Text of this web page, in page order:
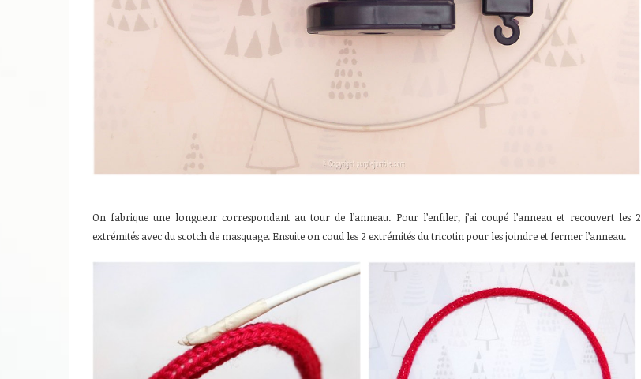
On fabrique une longueur correspondant au tour de l’anneau. Pour l’enfiler, j’ai coupé l’anneau et recouvert les 2
extrémités avec du scotch de masquage. Ensuite on coud les 2 extrémités du tricotin pour les joindre et fermer l’anneau.